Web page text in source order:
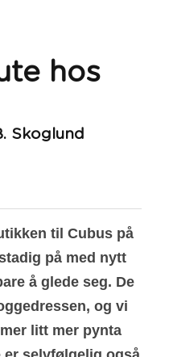
hos
Skoglund
til Cubus på
på med nytt
å glede seg. De
og vi
litt mer pynta